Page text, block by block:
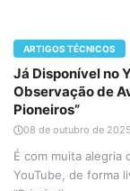
ARTIGOS TÉCNICOS
Já Disponível no
Observação de
Pioneiros”
08 de outubro de 2025
É com muita alegria
YouTube, de forma